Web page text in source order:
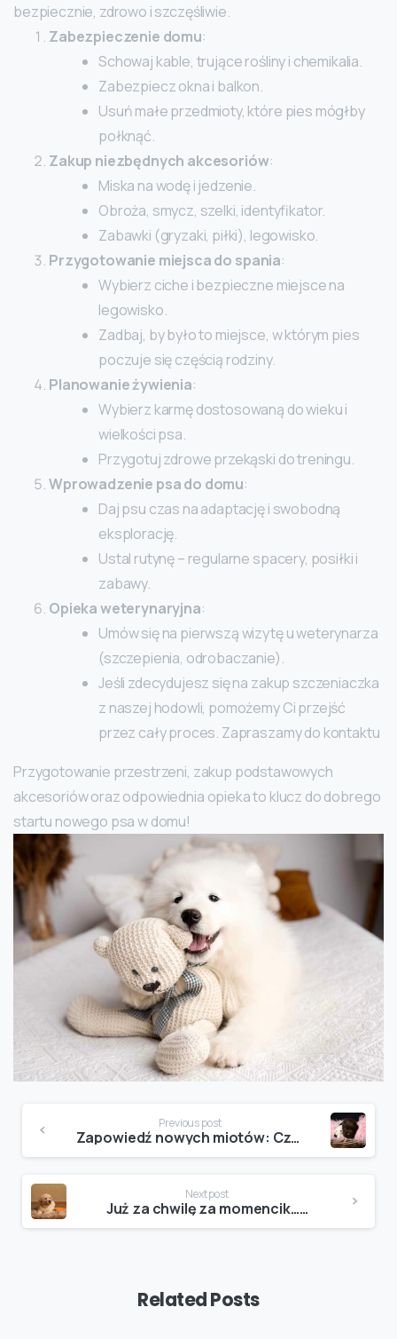
bezpiecznie, zdrowo i szczęśliwie.
Zabezpieczenie domu:
Schowaj kable, trujące rośliny i chemikalia.
Zabezpiecz okna i balkon.
Usuń małe przedmioty, które pies mógłby
połknąć.
Zakup niezbędnych akcesoriów:
Miska na wodę i jedzenie.
Obroża, smycz, szelki, identyfikator.
Zabawki (gryzaki, piłki), legowisko.
Przygotowanie miejsca do spania:
Wybierz ciche i bezpieczne miejsce na
legowisko.
Zadbaj, by było to miejsce, w którym pies
poczuje się częścią rodziny.
Planowanie żywienia:
Wybierz karmę dostosowaną do wieku i
wielkości psa.
Przygotuj zdrowe przekąski do treningu.
Wprowadzenie psa do domu:
Daj psu czas na adaptację i swobodną
eksplorację.
Ustal rutynę – regularne spacery, posiłki i
zabawy.
Opieka weterynaryjna:
Umów się na pierwszą wizytę u weterynarza
(szczepienia, odrobaczanie).
Jeśli zdecydujesz się na zakup szczeniaczka
z naszej hodowli, pomożemy Ci przejść
przez cały proces. Zapraszamy do kontaktu
Przygotowanie przestrzeni, zakup podstawowych
akcesoriów oraz odpowiednia opieka to klucz do dobrego
startu nowego psa w domu!
Reading
Previous post
Zapowiedź nowych miotów: Czekoladowe, czarne i żółte labradory oraz samoyedy w drodze!
Next post
Już za chwilę za momencik……
Related Posts